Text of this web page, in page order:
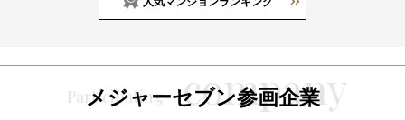
メジャーセブン参画企業